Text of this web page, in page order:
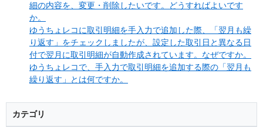
細の内容を、変更・削除したいです。どうすればよいです
か。
ゆうちょレコに取引明細を手入力で追加した際、「翌月も繰
り返す」をチェックしましたが、設定した取引日と異なる日
付で翌月に取引明細が自動作成されています。なぜですか。
ゆうちょレコで、手入力で取引明細を追加する際の「翌月も
繰り返す」とは何ですか。
カテゴリ